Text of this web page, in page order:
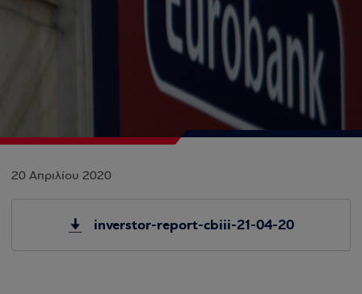
20 Απριλίου 2020
inverstor-report-cbiii-21-04-20